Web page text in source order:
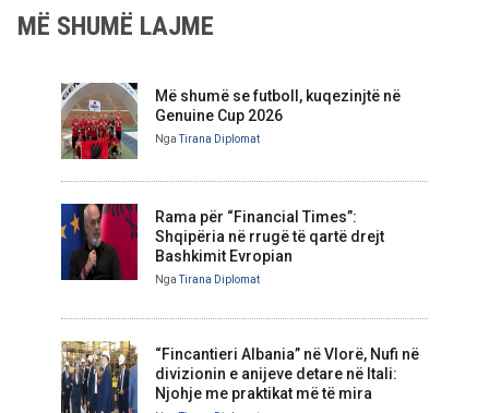
MË SHUMË LAJME
Më shumë se futboll, kuqezinjtë në
Genuine Cup 2026
NgaTirana Diplomat
Rama për “Financial Times”:
Shqipëria në rrugë të qartë drejt
Bashkimit Evropian
NgaTirana Diplomat
“Fincantieri Albania” në Vlorë, Nufi në
divizionin e anijeve detare në Itali:
Njohje me praktikat më të mira